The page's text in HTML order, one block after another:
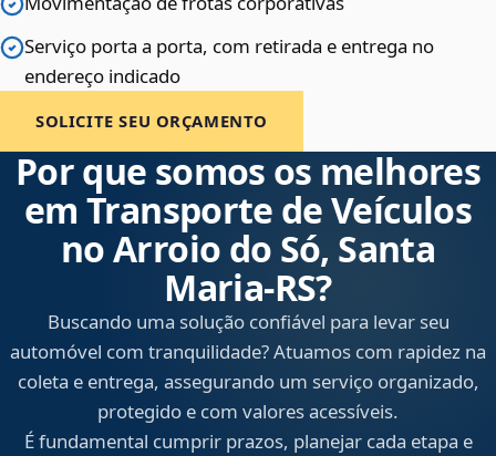
Serviço porta a porta, com retirada e entrega no
endereço indicado
SOLICITE SEU ORÇAMENTO
Por que somos os melhores
em Transporte de Veículos
no Arroio do Só, Santa
Maria‑RS?
Buscando uma solução confiável para levar seu
automóvel com tranquilidade? Atuamos com rapidez na
coleta e entrega, assegurando um serviço organizado,
protegido e com valores acessíveis.
É fundamental cumprir prazos, planejar cada etapa e